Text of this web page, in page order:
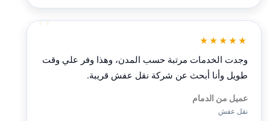
★★★★★
وجدت الخدمات مرتبة حسب المدن، وهذا وفر علي وقت
طويل وأنا أبحث عن شركة نقل عفش قريبة.
عميل من الدمام
نقل عفش